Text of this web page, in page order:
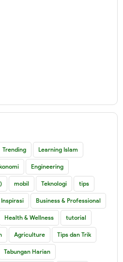
Trending Learning Islam
Engineering
mobil Teknologi tips
Inspirasi Business & Professional
Health & Wellness tutorial
Agriculture Tips dan Trik
Tabungan Harian